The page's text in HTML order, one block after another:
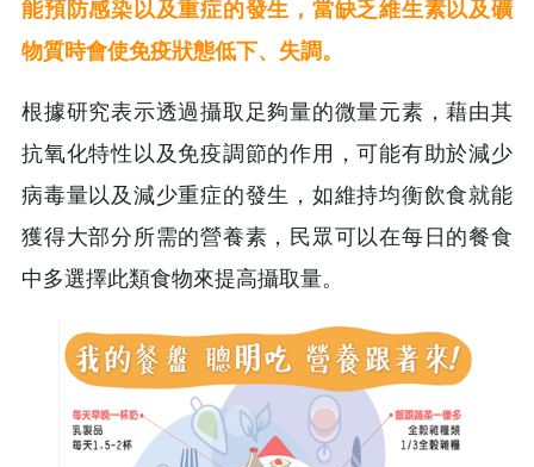
能預防感染以及重症的發生，當缺乏維生素以及礦
物質時會使免疫狀態低下、失調。
根據研究表示透過攝取足夠量的微量元素，藉由其
抗氧化特性以及免疫調節的作用，可能有助於減少
病毒量以及減少重症的發生，如維持均衡飲食就能
獲得大部分所需的營養素，民眾可以在每日的餐食
中多選擇此類食物來提高攝取量。